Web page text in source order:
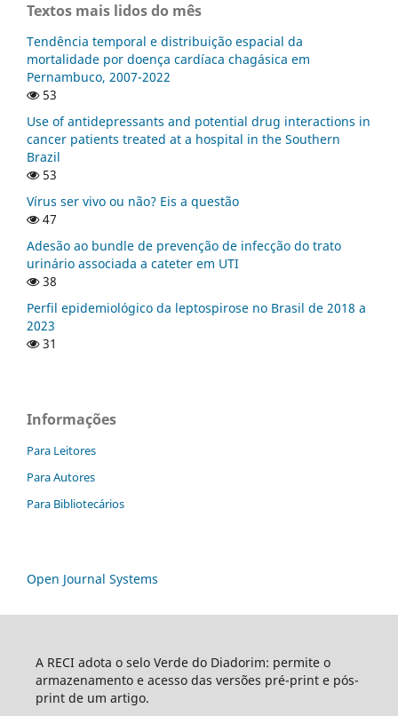
Textos mais lidos do mês
Tendência temporal e distribuição espacial da
mortalidade por doença cardíaca chagásica em
Pernambuco, 2007-2022
53
Use of antidepressants and potential drug interactions in
cancer patients treated at a hospital in the Southern
Brazil
53
Vírus ser vivo ou não? Eis a questão
47
Adesão ao bundle de prevenção de infecção do trato
urinário associada a cateter em UTI
38
Perfil epidemiológico da leptospirose no Brasil de 2018 a
2023
31
Informações
Para Leitores
Para Autores
Para Bibliotecários
Open Journal Systems
A RECI adota o selo Verde do Diadorim: permite o
armazenamento e acesso das versões pré-print e pós-
print de um artigo.